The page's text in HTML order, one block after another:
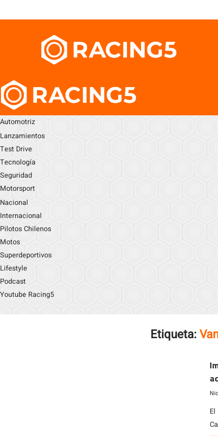
Automotriz
Lanzamientos
Test Drive
Tecnología
Seguridad
Motorsport
Nacional
Internacional
Pilotos Chilenos
Motos
Superdeportivos
Lifestyle
Podcast
Youtube Racing5
Etiqueta: